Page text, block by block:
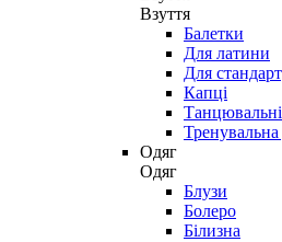
Взуття
Балетки
Для латини
Для
Капці
Тренувальна
Одяг
Одяг
Блузи
Болеро
Білизна